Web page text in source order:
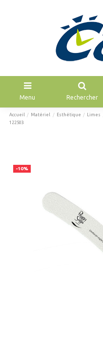
Menu Rechercher
Accueil Matériel Esthétique Limes
122503
-10%